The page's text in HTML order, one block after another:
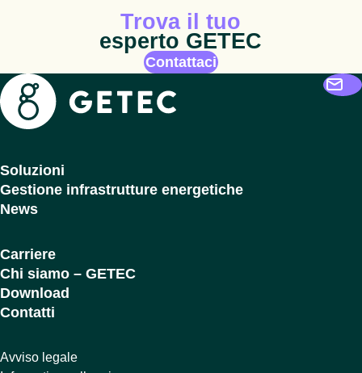
Trova il tuo
esperto GETEC
Contattaci
Getec
Soluzioni
Gestione infrastrutture energetiche
News
Carriere
Chi siamo – GETEC
Download
Contatti
Avviso legale